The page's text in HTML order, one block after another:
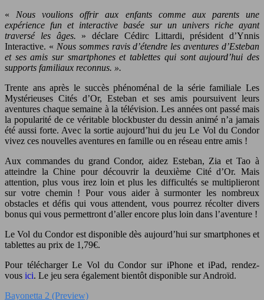
« Nous voulions offrir aux enfants comme aux parents une
expérience fun et interactive basée sur un univers riche ayant
traversé les âges. » déclare Cédirc Littardi, président d’Ynnis
Interactive. « Nous sommes ravis d’étendre les aventures d’Esteban
et ses amis sur smartphones et tablettes qui sont aujourd’hui des
supports familiaux reconnus. ».
Trente ans après le succès phénoménal de la série familiale Les
Mystérieuses Cités d’Or, Esteban et ses amis poursuivent leurs
aventures chaque semaine à la télévision. Les années ont passé mais
la popularité de ce véritable blockbuster du dessin animé n’a jamais
été aussi forte. Avec la sortie aujourd’hui du jeu Le Vol du Condor
vivez ces nouvelles aventures en famille ou en réseau entre amis !
Aux commandes du grand Condor, aidez Esteban, Zia et Tao à
atteindre la Chine pour découvrir la deuxième Cité d’Or. Mais
attention, plus vous irez loin et plus les difficultés se multiplieront
sur votre chemin ! Pour vous aider à surmonter les nombreux
obstacles et défis qui vous attendent, vous pourrez récolter divers
bonus qui vous permettront d’aller encore plus loin dans l’aventure !
Le Vol du Condor est disponible dès aujourd’hui sur smartphones et
tablettes au prix de 1,79€.
Pour télécharger Le Vol du Condor sur iPhone et iPad, rendez-
vous ici. Le jeu sera également bientôt disponible sur Androïd.
Bayonetta 2 (Preview)